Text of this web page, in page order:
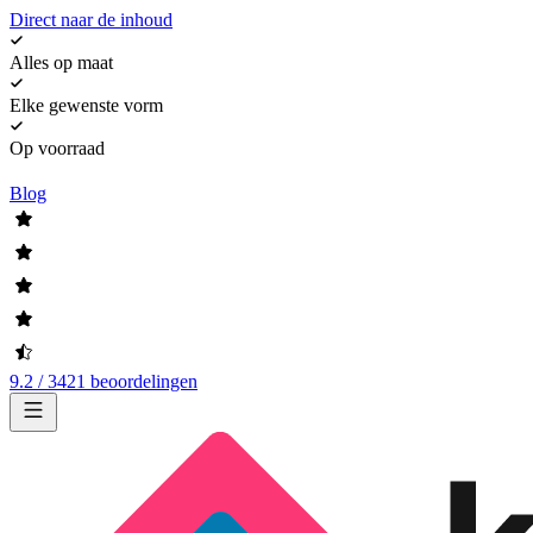
Direct naar de inhoud
Alles op maat
Elke gewenste vorm
Op voorraad
Blog
9.2 / 3421 beoordelingen